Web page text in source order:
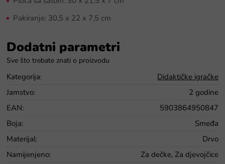
Pakiranje: 30,5 x 22 x 7,5 cm
Dodatni parametri
Kategorija:
Didaktičke igračke
Jamstvo:
2 godine
EAN:
5903864950847
Boja:
Smeđa
Materijal:
Drvo
Namijenjeno:
Za dečke, Za djevojčice